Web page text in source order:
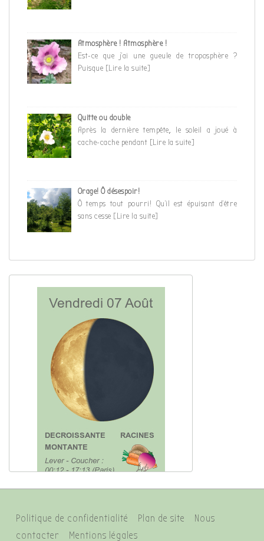
Atmosphère ! Atmosphère !
Est-ce que j’ai une gueule de troposphère ?
Puisque [Lire la suite]
Quitte ou double
Après la dernière tempête, le soleil a joué à
cache-cache pendant [Lire la suite]
Orage! Ô désespoir!
Ô temps tout pourri! Qu’il est épuisant d’être
sans cesse [Lire la suite]
Menu
du
Politique de confidentialité Plan de site
Nous
contacter
Mentions légales